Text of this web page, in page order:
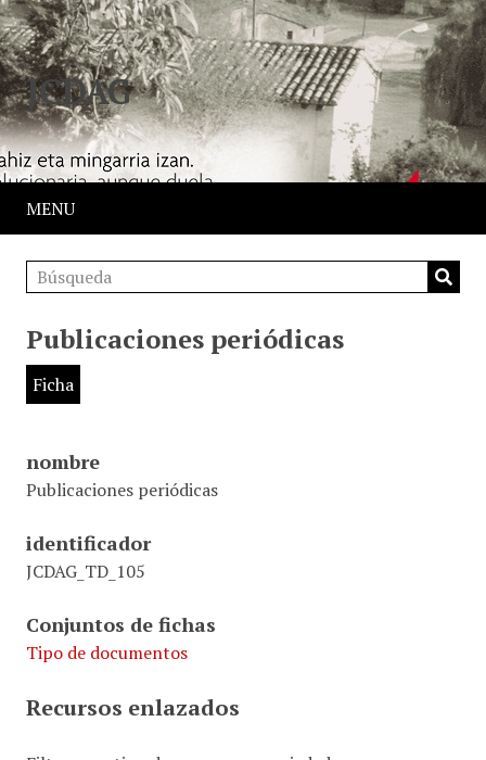
JCDAG
MENU
Publicaciones periódicas
Ficha
nombre
Publicaciones periódicas
identificador
JCDAG_TD_105
Conjuntos de fichas
Tipo de documentos
Recursos enlazados